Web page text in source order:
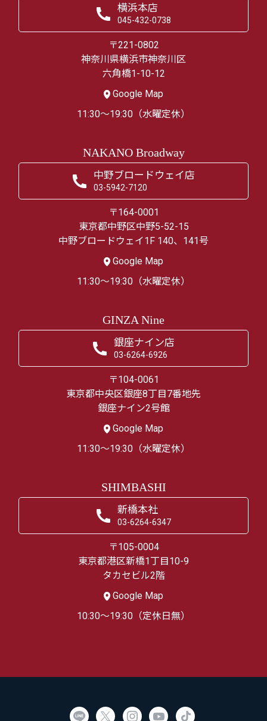
横浜本店
045-432-0738
〒221-0802
神奈川県横浜市神奈川区
六角橋1-10-12
Google Map
11:30～19:30（水曜定休）
NAKANO Broadway
中野ブロードウェイ店
03-5942-7120
〒164-0001
東京都中野区中野5-52-15
中野ブロードウェイ1F 140、141号
Google Map
11:30～19:30（水曜定休）
GINZA Nine
銀座ナイン店
03-6264-6926
〒104-0061
東京都中央区銀座8丁目7番地先
銀座ナイン2号館
Google Map
11:30～19:30（水曜定休）
SHIMBASHI
新橋本社
03-6264-6347
〒105-0004
東京都港区新橋1丁目10-9
タカセビル2階
Google Map
10:30～19:30（定休日無）